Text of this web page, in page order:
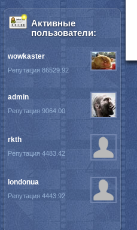
Активные
пользователи:
wowkaster
Репутация 86529.92
admin
Репутация 9064.00
rkth
Репутация 4483.42
londonua
Репутация 4443.92